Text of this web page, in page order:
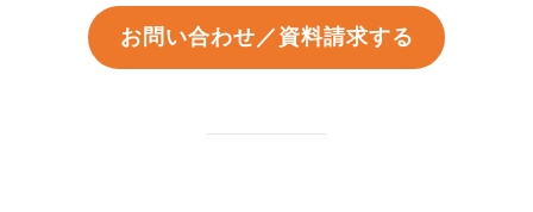
お問い合わせ／資料請求する